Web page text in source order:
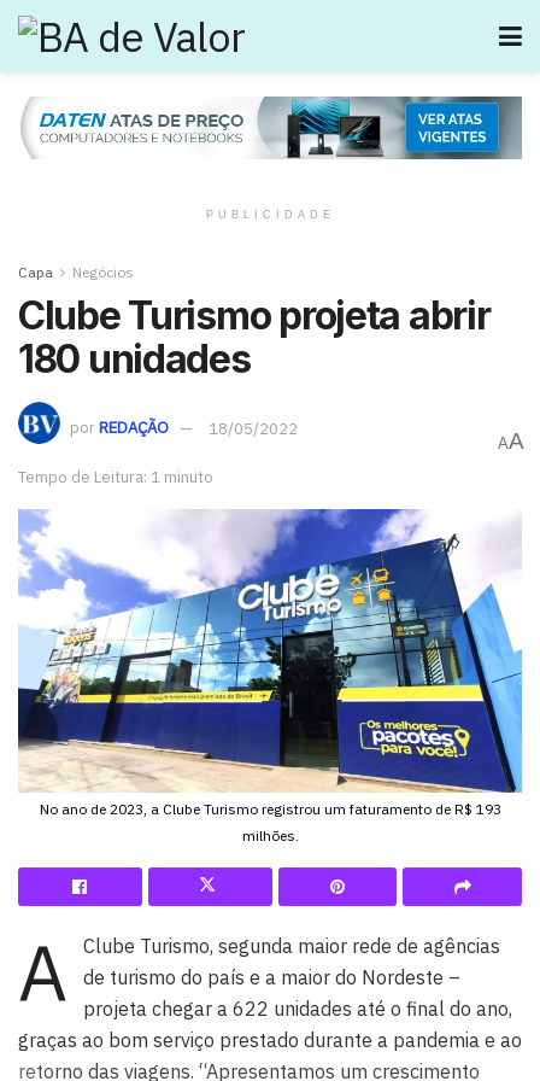
PUBLICIDADE
Capa Negócios
Clube Turismo projeta abrir
180 unidades
porREDAÇÃO 18/05/2022
Tempo de Leitura: 1 minuto
AA
No ano de 2023, a Clube Turismo registrou um faturamento de R$ 193
milhões.
A
Clube Turismo, segunda maior rede de agências
de turismo do país e a maior do Nordeste –
projeta chegar a 622 unidades até o final do ano,
graças ao bom serviço prestado durante a pandemia e ao
retorno das viagens. “Apresentamos um crescimento